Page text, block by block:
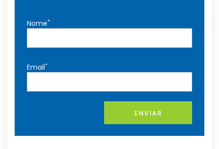
Nome*
Email*
ENVIAR